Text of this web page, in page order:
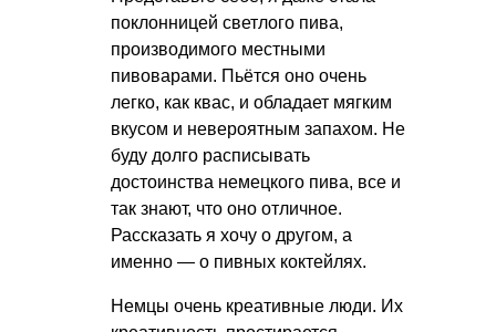
поклонницей светлого пива,
производимого местными
пивоварами. Пьётся оно очень
легко, как квас, и обладает мягким
вкусом и невероятным запахом. Не
буду долго расписывать
достоинства немецкого пива, все и
так знают, что оно отличное.
Рассказать я хочу о другом, а
именно — о пивных коктейлях.
Немцы очень креативные люди. Их